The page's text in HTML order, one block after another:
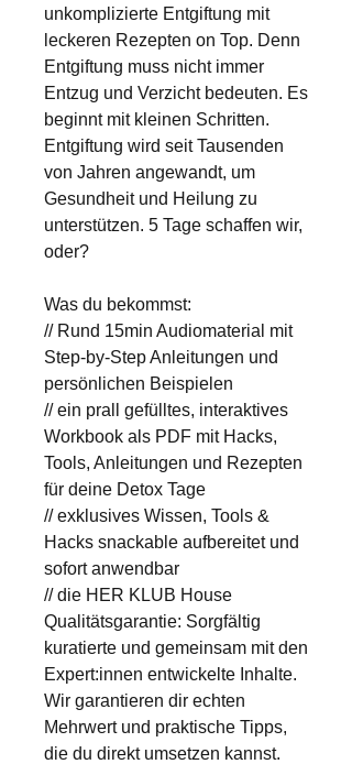
unkomplizierte Entgiftung mit
leckeren Rezepten on Top. Denn
Entgiftung muss nicht immer
Entzug und Verzicht bedeuten. Es
beginnt mit kleinen Schritten.
Entgiftung wird seit Tausenden
von Jahren angewandt, um
Gesundheit und Heilung zu
unterstützen. 5 Tage schaffen wir,
oder?
Was du bekommst:
// Rund 15min Audiomaterial mit
Step-by-Step Anleitungen und
persönlichen Beispielen
// ein prall gefülltes, interaktives
Workbook als PDF mit Hacks,
Tools, Anleitungen und Rezepten
für deine Detox Tage
// exklusives Wissen, Tools &
Hacks snackable aufbereitet und
sofort anwendbar
// die HER KLUB House
Qualitätsgarantie: Sorgfältig
kuratierte und gemeinsam mit den
Expert:innen entwickelte Inhalte.
Wir garantieren dir echten
Mehrwert und praktische Tipps,
die du direkt umsetzen kannst.